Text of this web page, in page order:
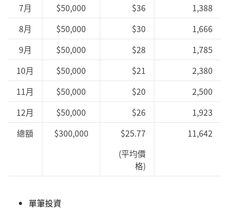
7月 $50,000 $36
1,388
8月
$50,000 $30
1,666
9月
$50,000 $28
1,785
10月
$50,000 $21
2,380
11月
$50,000 $20
2,500
12月
$50,000 $26
1,923
總額
$300,000
$25.77
(平均價
格)
11,642
單筆投資